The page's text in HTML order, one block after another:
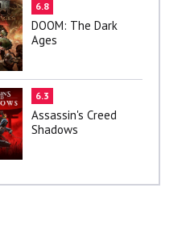
6.8
DOOM: The Dark
Ages
6.3
Assassin's Creed
Shadows